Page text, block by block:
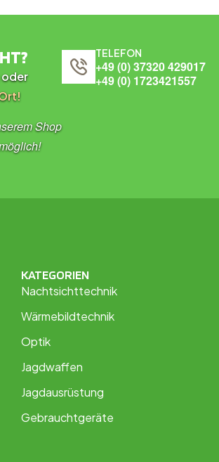
Shop
TELEFON
+49 (0) 37320 429017
+49 (0) 1723421557
KATEGORIEN
Nachtsichttechnik
Wärmebildtechnik
Optik
Jagdwaffen
Jagdausrüstung
Gebrauchtgeräte